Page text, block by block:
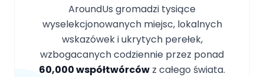
AroundUs gromadzi tysiące
wyselekcjonowanych miejsc, lokalnych
wskazówek i ukrytych perełek,
wzbogacanych codziennie przez ponad
60,000 współtwórców z całego świata.